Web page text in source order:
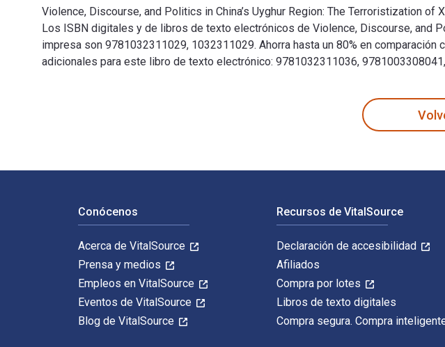
Violence, Discourse, and Politics in China’s Uyghur Region: The Terroristization
Los ISBN digitales y de libros de texto electrónicos de Violence, Discourse, and
impresa son 9781032311029, 1032311029. Ahorra hasta un 80% en
adicionales para este libro de texto electrónico: 9781032311036,
Conócenos
Acerca de VitalSource
Prensa y medios
Empleos en VitalSource
Eventos de VitalSource
Blog de VitalSource
Recursos de VitalSource
Declaración de accesibilidad
Afiliados
Compra por lotes
Libros de texto digitales
Compra segura. Compra